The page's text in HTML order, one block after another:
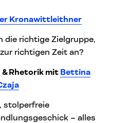
Kronawittleithner
die richtige Zielgruppe,
richtigen Zeit an?
Rhetorik mit Bettina
stolperfreie
– alles